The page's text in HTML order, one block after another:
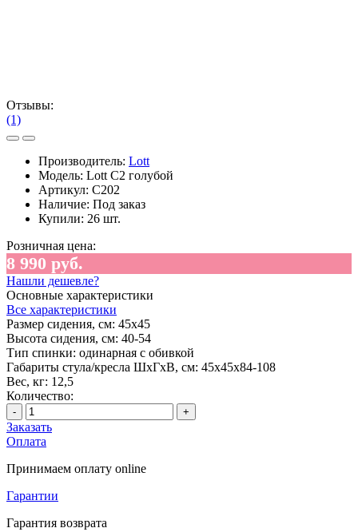
Отзывы:
(1)
Производитель: Lott
Модель: Lott С2 голубой
Артикул: C202
Наличие: Под заказ
Купили: 26 шт.
Розничная цена:
8 990 руб.
Нашли дешевле?
Основные характеристики
Все характеристики
Размер сидения, см: 45х45
Высота сидения, см: 40-54
Тип спинки: одинарная с обивкой
Габариты стула/кресла ШхГхВ, см: 45х45х84-108
Вес, кг: 12,5
Количество:
- +
Заказать
Оплата
Принимаем оплату online
Гарантии
Гарантия возврата